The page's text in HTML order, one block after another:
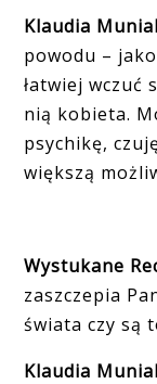
Klaudia
powodu –
łatwiej wczuć
nią kobieta.
psychikę,
większą
Wystukane
zaszczepia
świata czy są
Klaudia